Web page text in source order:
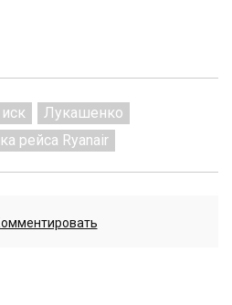
Лукашенко
рейса Ryanair